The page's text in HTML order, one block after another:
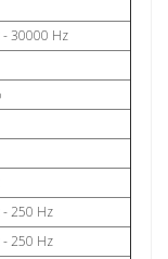
- 30000 Hz
250 Hz
250 Hz